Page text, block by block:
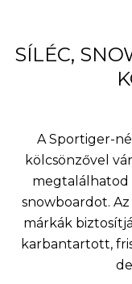
SÍLÉC,
A Sportiger-
kölcsönzővel
megtalálhatod
snowboardot. Az
márkák
karbantartott,